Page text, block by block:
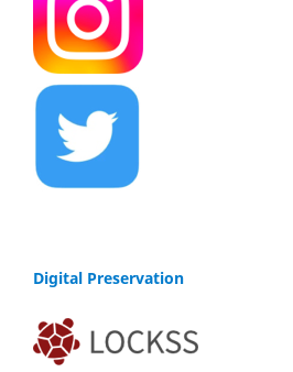
Digital Preservation